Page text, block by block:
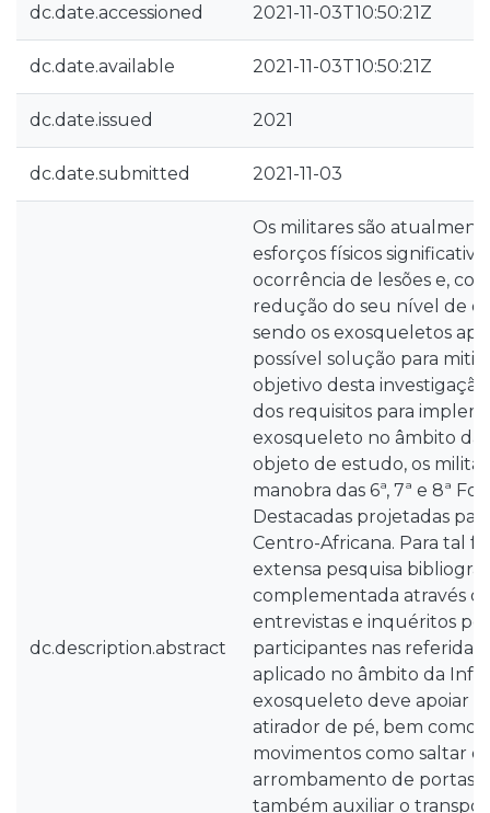
dc.date.accessioned 2021-11-03T10:50:21Z
dc.date.available 2021-11-03T10:50:21Z
dc.date.issued 2021
dc.date.submitted 2021-11-03
dc.description.abstract
Os militares são
esforços físicos
ocorrência de lesões e,
redução do seu nível de
sendo os exosqueletos
possível solução para
objetivo desta
dos requisitos para
exosqueleto no âmbito da
objeto de estudo, os
manobra das 6ª, 7ª e 8ª
Destacadas projetadas
Centro-Africana. Para tal
extensa pesquisa
complementada através
entrevistas e inquéritos
participantes nas referidas
aplicado no âmbito da
exosqueleto deve apoiar
atirador de pé, bem como,
movimentos como saltar
arrombamento de portas
também auxiliar o